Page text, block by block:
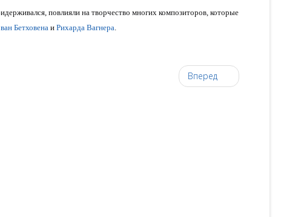
повлияли на творчество многих композиторов, которые
Бетховенаи Рихарда Вагнера.
Вперед